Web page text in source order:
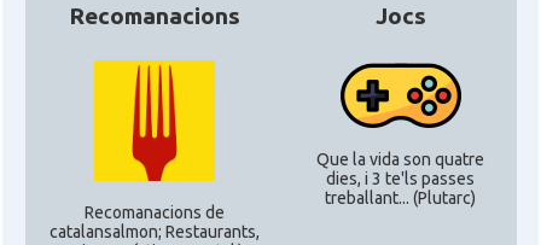
Recomanacions
Recomanacions de
catalansalmon; Restaurants,
Jocs
Que la vida son quatre
dies, i 3 te'ls passes
treballant... (Plutarc)